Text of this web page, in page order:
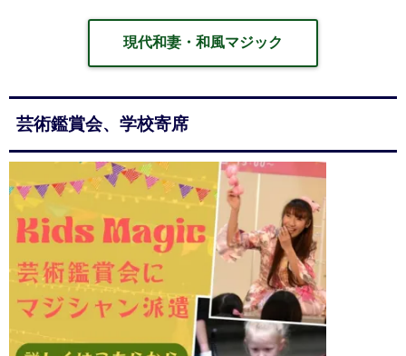
現代和妻・和風マジック
芸術鑑賞会、学校寄席